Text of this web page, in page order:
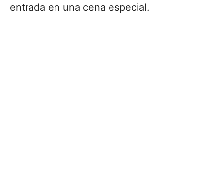
entrada en una cena especial.